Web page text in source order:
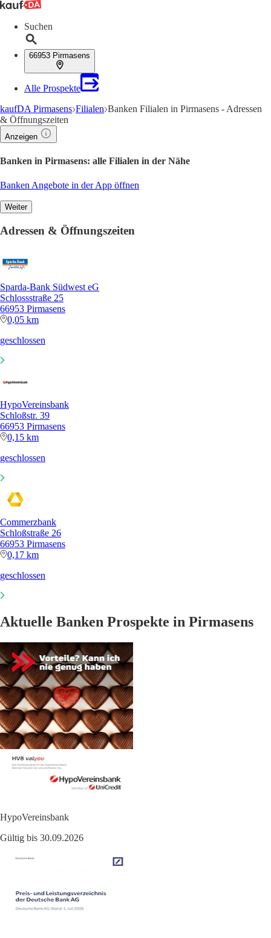
Suchen
66953 Pirmasens
Alle Prospekte
kaufDA Pirmasens Filialen Banken Filialen in Pirmasens - Adressen
& Öffnungszeiten
Anzeigen
Banken in Pirmasens: alle Filialen in der Nähe
Banken Angebote in der App öffnen
Weiter
Adressen & Öffnungszeiten
Sparda-Bank Südwest eG
Schlossstraße 25
66953 Pirmasens
0,05 km
geschlossen
HypoVereinsbank
Schloßstr. 39
66953 Pirmasens
0,15 km
geschlossen
Commerzbank
Schloßstraße 26
66953 Pirmasens
0,17 km
geschlossen
Aktuelle Banken Prospekte in Pirmasens
HypoVereinsbank
Gültig bis 30.09.2026